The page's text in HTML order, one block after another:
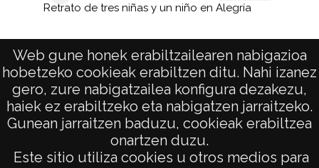
Web gune honek erabiltzailearen nabigazioa
hobetzeko cookieak erabiltzen ditu. Nahi izanez
gero, zure nabigatzailea konfigura dezakezu,
haiek ez erabiltzeko eta nabigatzen jarraitzeko.
Gunean jarraitzen baduzu, cookieak erabiltzea
onartzen duzu.
Este sitio utiliza cookies u otros medios para
Retrato de tres niñas y un niño en Alegría
de 1
páginas
1–15
de 15
results
AVISO LEGAL